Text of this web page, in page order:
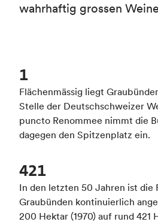
wahrhaftig grossen
1
Flächenmässig liegt
Stelle der Deutschschweizer
puncto Renommee nimmt die
dagegen den Spitzenplatz ein.
421
In den letzten 50 Jahren ist die
Graubünden kontinuierlich
200 Hektar (1970) auf rund 421